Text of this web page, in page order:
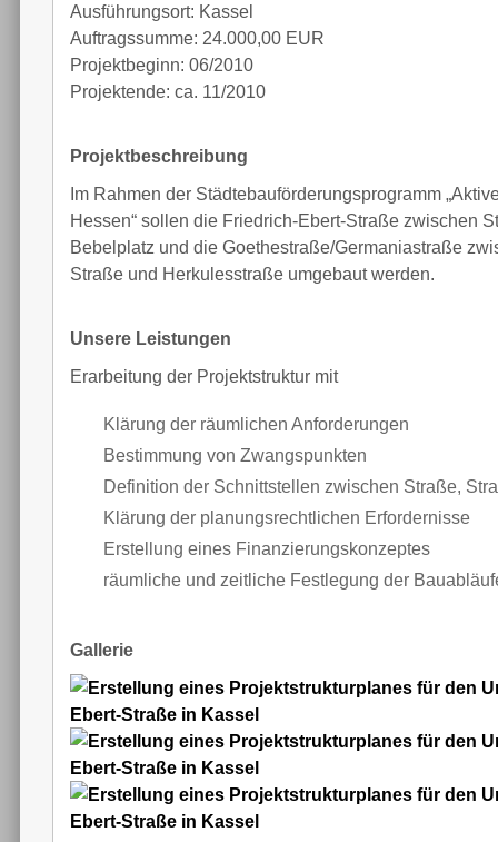
Ausführungsort: Kassel
Auftragssumme: 24.000,00 EUR
Projektbeginn: 06/2010
Projektende: ca. 11/2010
Projektbeschreibung
Im Rahmen der Städtebauförderungsprogramm
Hessen“ sollen die Friedrich-Ebert-Straße zwischen
Bebelplatz und die Goethestraße/Germaniastraße
Straße und Herkulesstraße umgebaut werden.
Unsere Leistungen
Erarbeitung der Projektstruktur mit
Klärung der räumlichen Anforderungen
Bestimmung von Zwangspunkten
Definition der Schnittstellen zwischen Straße,
Klärung der planungsrechtlichen Erfordernisse
Erstellung eines Finanzierungskonzeptes
räumliche und zeitliche Festlegung der
Gallerie